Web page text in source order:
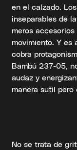
en el calzado.
inseparables de
meros
movimiento. Y es
cobra
Bambú 237-05,
audaz y
manera sutil pero
No se trata de